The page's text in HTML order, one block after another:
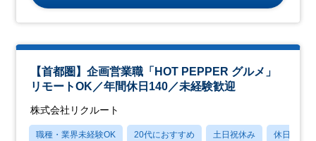
【首都圏】企画営業職「HOT PEPPER グルメ」
リモートOK／年間休日140／未経験歓迎
株式会社リクルート
職種・業界未経験OK 20代におすすめ 土日祝休み 休日120日